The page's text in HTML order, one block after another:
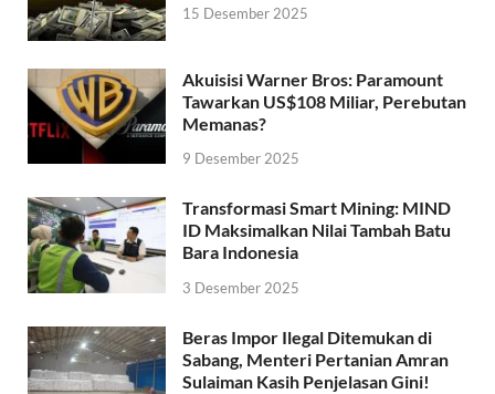
15 Desember 2025
Akuisisi Warner Bros: Paramount
Tawarkan US$108 Miliar, Perebutan
Memanas?
9 Desember 2025
Transformasi Smart Mining: MIND
ID Maksimalkan Nilai Tambah Batu
Bara Indonesia
3 Desember 2025
Beras Impor Ilegal Ditemukan di
Sabang, Menteri Pertanian Amran
Sulaiman Kasih Penjelasan Gini!